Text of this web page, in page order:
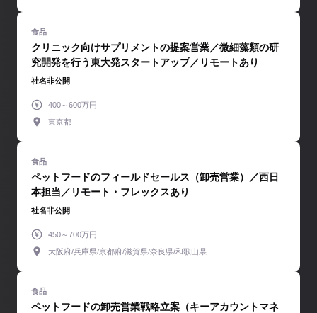
クリニック向けサプリメントの提案営業／微細藻類の研
究開発を行う東大発スタートアップ／リモートあり
社名非公開
400～600万円
東京都
ペットフードのフィールドセールス（卸売営業）／西日
本担当／リモート・フレックスあり
社名非公開
450～700万円
大阪府/兵庫県/京都府/滋賀県/奈良県/和歌山県
ペットフードの卸売営業戦略立案（キーアカウントマネ